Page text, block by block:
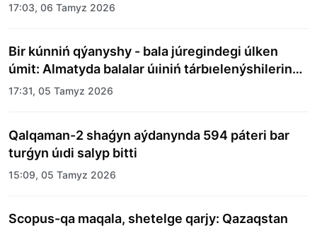
17:03, 06 Tamyz 2026
Bir kúnniń qýanyshy - bala júregindegi úlken
úmit: Almatyda balalar úıiniń tárbıelenýshilerine
merekelik kún uıymdastyryldy
17:31, 05 Tamyz 2026
Qalqaman-2 shaǵyn aýdanynda 594 páteri bar
turǵyn úıdi salyp bitti
15:09, 05 Tamyz 2026
Scopus-qa maqala, shetelge qarjy: Qazaqstan